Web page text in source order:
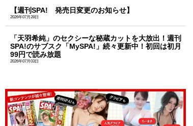
【週刊SPA! 発売日変更のお知らせ】
2026年07月28日
「天羽希純」のセクシーな秘蔵カットを大放出！週刊
SPA!のサブスク「MySPA!」続々更新中！初回は初月
99円で読み放題
2026年07月03日